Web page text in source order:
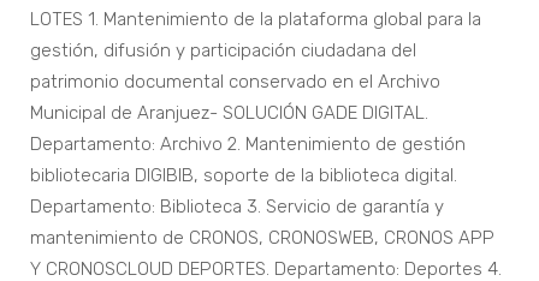
LOTES 1. Mantenimiento de la plataforma global para la
gestión, difusión y participación ciudadana del
patrimonio documental conservado en el Archivo
Municipal de Aranjuez- SOLUCIÓN GADE DIGITAL.
Departamento: Archivo 2. Mantenimiento de gestión
bibliotecaria DIGIBIB, soporte de la biblioteca digital.
Departamento: Biblioteca 3. Servicio de garantía y
mantenimiento de CRONOS, CRONOSWEB, CRONOS APP
Y CRONOSCLOUD DEPORTES. Departamento: Deportes 4.